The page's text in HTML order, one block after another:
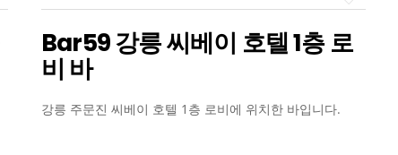
Bar59 강릉 씨베이 호텔 1층 로
비 바
강릉 주문진 씨베이 호텔 1층 로비에 위치한 바입니다.